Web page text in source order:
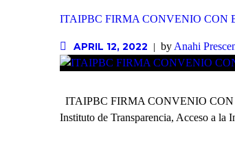
ITAIPBC FIRMA CONVENIO CON
APRIL 12, 2022 by Anahi
ITAIPBC FIRMA CONVENIO CON
Instituto de Transparencia, Acceso a la